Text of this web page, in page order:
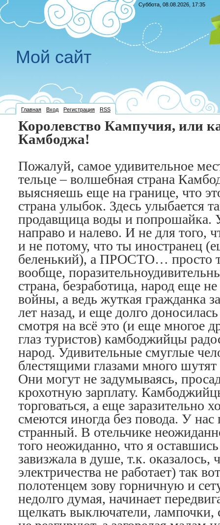
Суббота, 08.08.2026, 17:35
Мой сайт
Главная Вход Регистрация RSS
Королевство Кампучия, или
Камбоджа!
Пожалуй, самое удивительное
тельце – волшебная страна
выясняешь еще на границе,
страна улыбок. Здесь улыбается
продавщица воды и попрошайка.
направо и налево. И не для того,
и не потому, что ты иностранец
беленький), а ПРОСТО… просто
вообще,
страна, безработица, народ еще
войны, а ведь жуткая гражданка
лет назад, и еще долго
смотря на всё это (и еще многое
глаз туристов) камбоджийцы
народ. Удивительные смуглые
блестящими глазами много
Они могут не задумываясь,
крохотную зарплату.
торговаться, а еще заразительно
смеются иногда без повода. У
странный. В отельчике
того неожиданно, что я
завизжала в душе, т.к. оказалось,
электричества не работает) так
полотенцем зову горничную и
недолго думая, начинает
щелкать выключатели, лампочки,